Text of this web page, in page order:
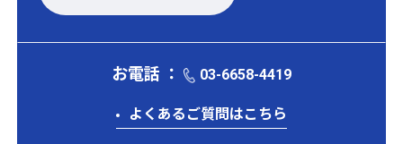
お電話 ： 03-6658-4419
よくあるご質問はこちら